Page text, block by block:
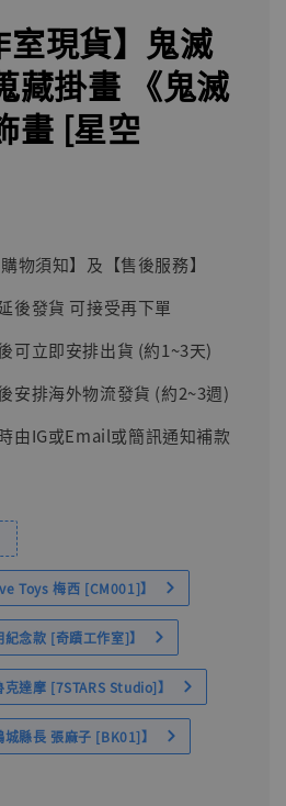
室現貨】鬼滅
藏掛畫 《鬼滅
畫 [星空
物須知】及【售後服務】
後發貨 可接受再下單
可立即安排出貨 (約1~3天)
安排海外物流發貨 (約2~3週)
由IG或Email或簡訊通知補款
Toys 梅西 [CM001]】
念款 [奇蹟工作室]】
達摩 [7STARS Studio]】
縣長 張麻子 [BK01]】